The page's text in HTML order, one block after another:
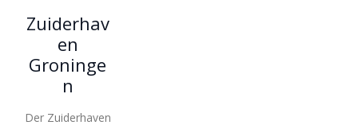
Zuiderhav
en
Groninge
n
Der Zuiderhaven